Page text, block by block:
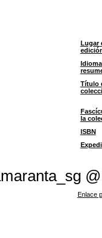
Lugar
Título
la
ISBN
@
Enlace